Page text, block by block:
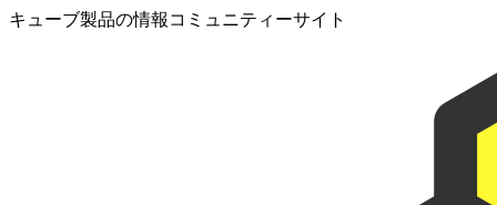
キューブ製品の情報コミュニティーサイト